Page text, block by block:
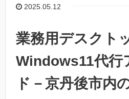
2025.05.12
業務用デスクト
Windows11代行
ド－京丹後市内